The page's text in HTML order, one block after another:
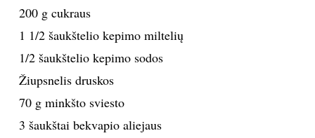
200 g cukraus
1 1/2 šaukštelio kepimo miltelių
1/2 šaukštelio kepimo sodos
Žiupsnelis druskos
70 g minkšto sviesto
3 šaukštai bekvapio aliejaus